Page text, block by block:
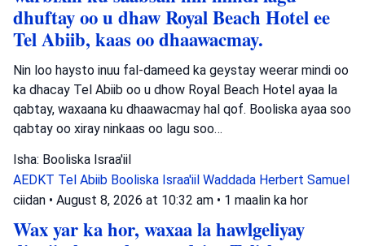
dhuftay oo u dhaw Royal Beach Hotel ee
Tel Abiib, kaas oo dhaawacmay.
Nin loo haysto inuu fal-dameed ka geystay weerar mindi oo
ka dhacay Tel Abiib oo u dhow Royal Beach Hotel ayaa la
qabtay, waxaana ku dhaawacmay hal qof. Booliska ayaa soo
qabtay oo xiray ninkaas oo lagu soo…
Isha: Booliska Israa'iil
AEDKT Tel Abiib Booliska Israa'iil Waddada Herbert Samuel
ciidan • August 8, 2026 at 10:32 am • 1 maalin ka hor
Wax yar ka hor, waxaa la hawlgeliyay